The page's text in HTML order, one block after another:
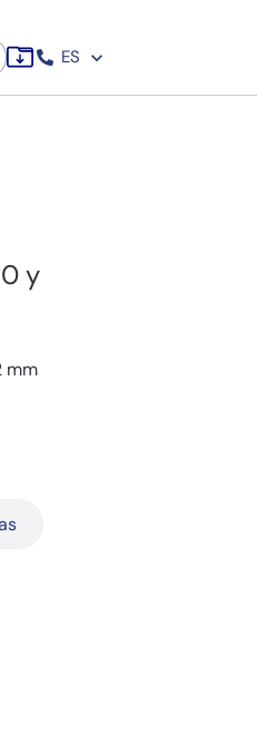
ES
y
mm